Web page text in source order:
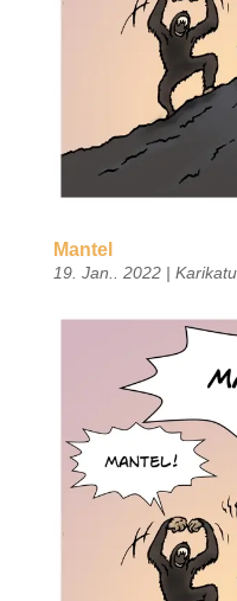
Mantel
19. Jan.. 2022|